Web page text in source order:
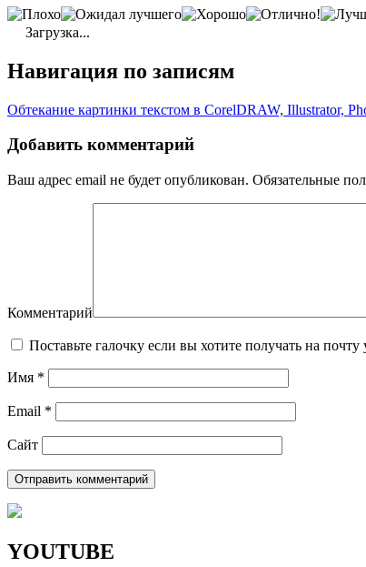
Загрузка...
Навигация по записям
Обтекание картинки текстом в CorelDRAW, Illustrator,
Добавить комментарий
Ваш адрес email не будет опубликован. Обязательные
Комментарий
Поставьте галочку если вы хотите получать на
Имя *
Email *
Сайт
YOUTUBE